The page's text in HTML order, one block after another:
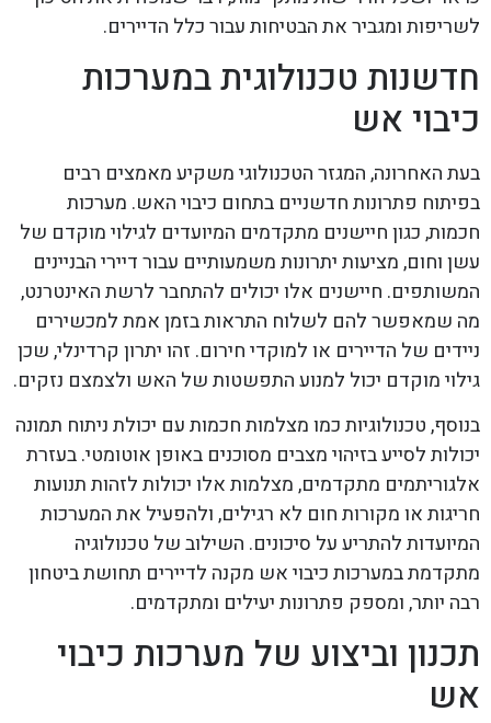
לשריפות ומגביר את הבטיחות עבור כלל הדיירים.
חדשנות טכנולוגית במערכות
כיבוי אש
בעת האחרונה, המגזר הטכנולוגי משקיע מאמצים רבים
בפיתוח פתרונות חדשניים בתחום כיבוי האש. מערכות
חכמות, כגון חיישנים מתקדמים המיועדים לגילוי מוקדם של
עשן וחום, מציעות יתרונות משמעותיים עבור דיירי הבניינים
המשותפים. חיישנים אלו יכולים להתחבר לרשת האינטרנט,
מה שמאפשר להם לשלוח התראות בזמן אמת למכשירים
ניידים של הדיירים או למוקדי חירום. זהו יתרון קרדינלי, שכן
גילוי מוקדם יכול למנוע התפשטות של האש ולצמצם נזקים.
בנוסף, טכנולוגיות כמו מצלמות חכמות עם יכולת ניתוח תמונה
יכולות לסייע בזיהוי מצבים מסוכנים באופן אוטומטי. בעזרת
אלגוריתמים מתקדמים, מצלמות אלו יכולות לזהות תנועות
חריגות או מקורות חום לא רגילים, ולהפעיל את המערכות
המיועדות להתריע על סיכונים. השילוב של טכנולוגיה
מתקדמת במערכות כיבוי אש מקנה לדיירים תחושת ביטחון
רבה יותר, ומספק פתרונות יעילים ומתקדמים.
תכנון וביצוע של מערכות כיבוי
אש